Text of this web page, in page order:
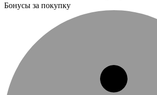
Бонусы за покупку